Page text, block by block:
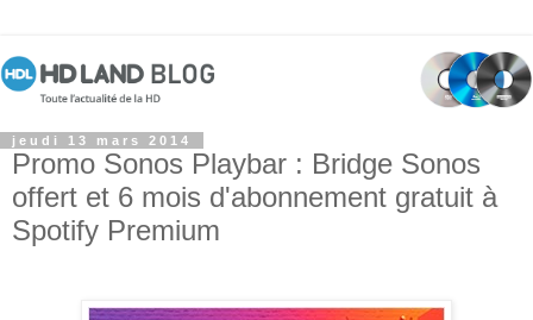
jeudi 13 mars 2014
Promo Sonos Playbar : Bridge Sonos
offert et 6 mois d'abonnement gratuit à
Spotify Premium